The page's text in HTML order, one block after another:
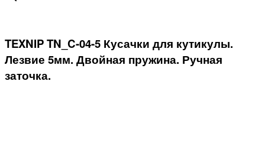
TEXNIP TN_C-04-5 Кусачки для кутикулы.
Лезвие 5мм. Двойная пружина. Ручная
заточка.